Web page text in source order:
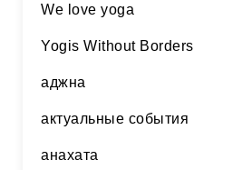
We love yoga
Yogis Without Borders
аджна
актуальные события
анахата